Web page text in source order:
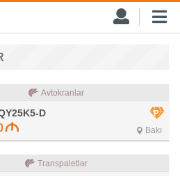
Avtokranlar
D
Bakı
Transpaletlər